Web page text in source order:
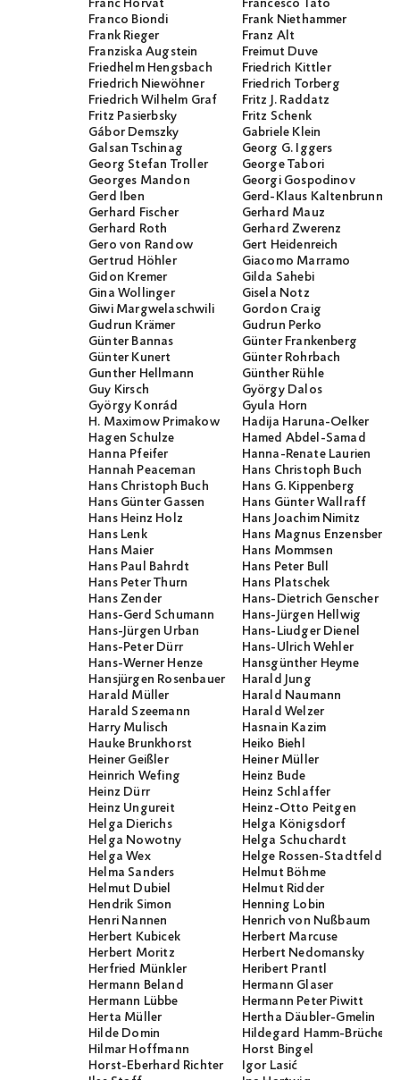
Franc Horvat
Francesco Tato
Franco Biondi
Frank Niethammer
Frank Rieger
Franz Alt
Franziska Augstein
Freimut Duve
Friedhelm Hengsbach
Friedrich Kittler
Friedrich Niewöhner
Friedrich Torberg
Friedrich Wilhelm Graf
Fritz J. Raddatz
Fritz Pasierbsky
Fritz Schenk
Gábor Demszky
Gabriele Klein
Galsan Tschinag
Georg G. Iggers
Georg Stefan Troller
George Tabori
Georges Mandon
Georgi Gospodinov
Gerd Iben
Gerd-Klaus Kaltenbrunner
Gerhard Fischer
Gerhard Mauz
Gerhard Roth
Gerhard Zwerenz
Gero von Randow
Gert Heidenreich
Gertrud Höhler
Giacomo Marramo
Gidon Kremer
Gilda Sahebi
Gina Wollinger
Gisela Notz
Giwi Margwelaschwili
Gordon Craig
Gudrun Krämer
Gudrun Perko
Günter Bannas
Günter Frankenberg
Günter Kunert
Günter Rohrbach
Gunther Hellmann
Günther Rühle
Guy Kirsch
György Dalos
György Konrád
Gyula Horn
H. Maximow Primakow
Hadija Haruna-Oelker
Hagen Schulze
Hamed Abdel-Samad
Hanna Pfeifer
Hanna-Renate Laurien
Hannah Peaceman
Hans Christoph Buch
Hans Christoph Buch
Hans G. Kippenberg
Hans Günter Gassen
Hans Günter Wallraff
Hans Heinz Holz
Hans Joachim Nimitz
Hans Lenk
Hans Magnus
Hans Maier
Hans Mommsen
Hans Paul Bahrdt
Hans Peter Bull
Hans Peter Thurn
Hans Platschek
Hans Zender
Hans-Dietrich Genscher
Hans-Gerd Schumann
Hans-Jürgen Hellwig
Hans-Jürgen Urban
Hans-Liudger Dienel
Hans-Peter Dürr
Hans-Ulrich Wehler
Hans-Werner Henze
Hansgünther Heyme
Hansjürgen Rosenbauer
Harald Jung
Harald Müller
Harald Naumann
Harald Szeemann
Harald Welzer
Harry Mulisch
Hasnain Kazim
Hauke Brunkhorst
Heiko Biehl
Heiner Geißler
Heiner Müller
Heinrich Wefing
Heinz Bude
Heinz Dürr
Heinz Schlaffer
Heinz Ungureit
Heinz-Otto Peitgen
Helga Dierichs
Helga Königsdorf
Helga Nowotny
Helga Schuchardt
Helga Wex
Helge Rossen-Stadtfeld
Helma Sanders
Helmut Böhme
Helmut Dubiel
Helmut Ridder
Hendrik Simon
Henning Lobin
Henri Nannen
Henrich von Nußbaum
Herbert Kubicek
Herbert Marcuse
Herbert Moritz
Herbert Nedomansky
Herfried Münkler
Heribert Prantl
Hermann Beland
Hermann Glaser
Hermann Lübbe
Hermann Peter Piwitt
Herta Müller
Hertha Däubler-Gmelin
Hilde Domin
Hildegard Hamm-Brücher
Hilmar Hoffmann
Horst Bingel
Horst-Eberhard Richter
Igor Lasić